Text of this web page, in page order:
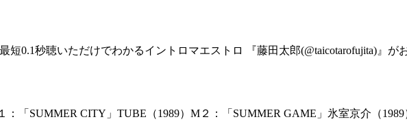
短0.1秒聴いただけでわかるイントロマエストロ 『藤田太郎(@taicotarofujita)』
「SUMMER CITY」TUBE（1989）M２：「SUMMER GAME」氷室京介（